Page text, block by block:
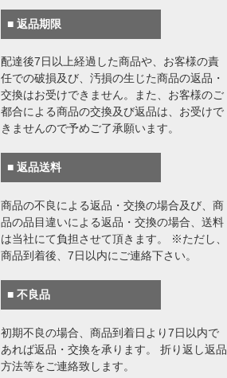
■ 返品期限
配達後7日以上経過した商品や、お客様の責
任での破損及び、汚損の生じた商品の返品・
交換はお受けできません。また、お客様のご
都合による商品の交換及び返品は、お受けで
きませんので予めご了承願います。
■ 返品送料
商品の不良による返品・交換の場合及び、商
品の品目違いによる返品・交換の場合、送料
は当社にて負担させて頂きます。 ※ただし、
商品到着後、7日以内にご連絡下さい。
■ 不良品
初期不良の場合、商品到着日より7日以内で
あれば返品・交換を承ります。 折り返し返品
方法等をご連絡致します。